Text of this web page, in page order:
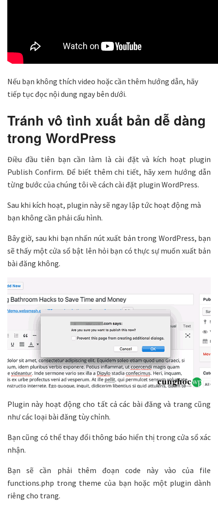
Nếu bạn không thích video hoặc cần thêm hướng dẫn, hãy
tiếp tục đọc nội dung ngay bên dưới.
Tránh vô tình xuất bản dễ dàng
trong WordPress
Điều đầu tiên bạn cần làm là cài đặt và kích hoạt plugin
Publish Confirm. Để biết thêm chi tiết, hãy xem hướng dẫn
từng bước của chúng tôi về cách cài đặt plugin WordPress.
Sau khi kích hoạt, plugin này sẽ ngay lập tức hoạt động mà
bạn không cần phải cấu hình.
Bây giờ, sau khi bạn nhấn nút xuất bản trong WordPress, bạn
sẽ thấy một cửa sổ bật lên hỏi bạn có thực sự muốn xuất bản
bài đăng không.
Plugin này hoạt động cho tất cả các bài đăng và trang cũng
như các loại bài đăng tùy chỉnh.
Bạn cũng có thể thay đổi thông báo hiển thị trong cửa sổ xác
nhận.
Bạn sẽ cần phải thêm đoạn code này vào của file
functions.php trong theme của bạn hoặc một plugin dành
riêng cho trang.